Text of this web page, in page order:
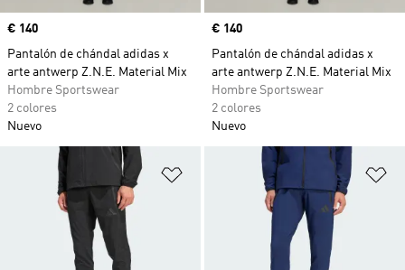
Precio
€ 140
Pantalón de chándal adidas x
arte antwerp Z.N.E. Material Mix
Hombre Sportswear
2 colores
Nuevo
Precio
€ 140
Pantalón de chándal adidas x
arte antwerp Z.N.E. Material Mix
Hombre Sportswear
2 colores
Nuevo
Añadir a la lista de deseos